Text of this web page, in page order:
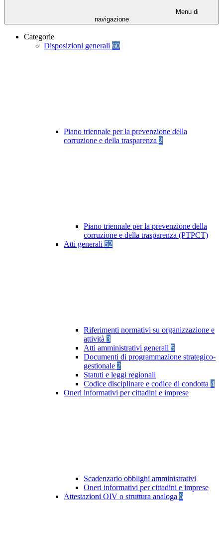
Menu di
navigazione
Categorie
Disposizioni generali 60
Piano triennale per la prevenzione della
corruzione e della trasparenza 2
Piano triennale per la prevenzione della
corruzione e della trasparenza (PTPCT)
Atti generali 52
Riferimenti normativi su organizzazione e
attività 3
Atti amministrativi generali 5
Documenti di programmazione strategico-
gestionale 2
Statuti e leggi regionali
Codice disciplinare e codice di condotta 4
Oneri informativi per cittadini e imprese
Scadenzario obblighi amministrativi
Oneri informativi per cittadini e imprese
Attestazioni OIV o struttura analoga 6